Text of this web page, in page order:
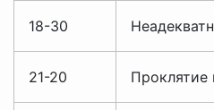
18-30
21-20 Проклятие